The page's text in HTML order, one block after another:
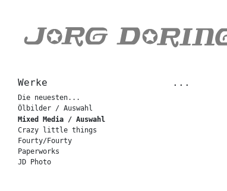
Werke
Die neuesten...
Ölbilder / Auswahl
Mixed Media / Auswahl
Crazy little things
Fourty/Fourty
Paperworks
JD Photo
...